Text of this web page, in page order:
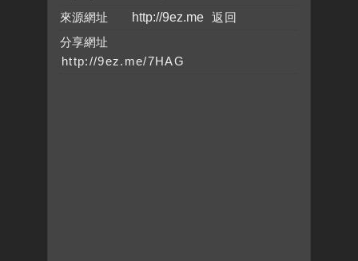
來源網址
http://9ez.me
分享網址